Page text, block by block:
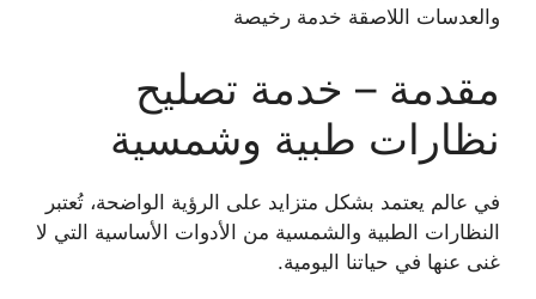
والعدسات اللاصقة خدمة رخيصة
مقدمة – خدمة تصليح
نظارات طبية وشمسية
في عالم يعتمد بشكل متزايد على الرؤية الواضحة، تُعتبر
النظارات الطبية والشمسية من الأدوات الأساسية التي لا
غنى عنها في حياتنا اليومية.